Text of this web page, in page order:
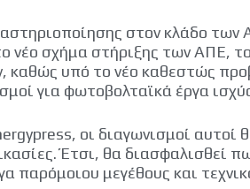
στον κλάδο
νέο σχήμα στήριξης των ΑΠΕ,
καθώς υπό το νέο καθεστώς
για φωτοβολταϊκά έργα
οι διαγωνισμοί αυτοί
Έτσι, θα διασφαλισθεί
παρόμοιου μεγέθους και